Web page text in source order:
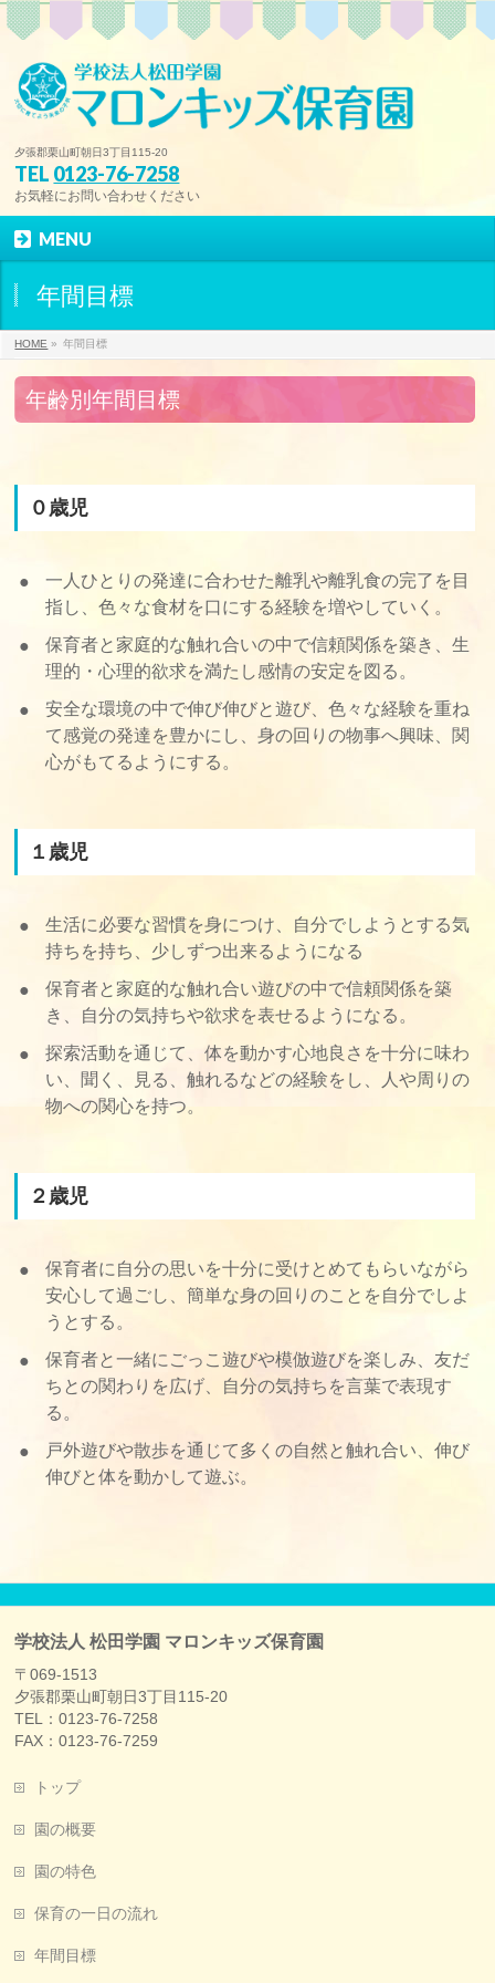
夕張郡栗山町朝日3丁目115-20
TEL 0123-76-7258
お気軽にお問い合わせください
MENU
年間目標
HOME » 年間目標
年齢別年間目標
０歳児
一人ひとりの発達に合わせた離乳や離乳食の完了を目
指し、色々な食材を口にする経験を増やしていく。
保育者と家庭的な触れ合いの中で信頼関係を築き、生
理的・心理的欲求を満たし感情の安定を図る。
安全な環境の中で伸び伸びと遊び、色々な経験を重ね
て感覚の発達を豊かにし、身の回りの物事へ興味、関
心がもてるようにする。
１歳児
生活に必要な習慣を身につけ、自分でしようとする気
持ちを持ち、少しずつ出来るようになる
保育者と家庭的な触れ合い遊びの中で信頼関係を築
き、自分の気持ちや欲求を表せるようになる。
探索活動を通じて、体を動かす心地良さを十分に味わ
い、聞く、見る、触れるなどの経験をし、人や周りの
物への関心を持つ。
２歳児
保育者に自分の思いを十分に受けとめてもらいながら
安心して過ごし、簡単な身の回りのことを自分でしよ
うとする。
保育者と一緒にごっこ遊びや模倣遊びを楽しみ、友だ
ちとの関わりを広げ、自分の気持ちを言葉で表現す
る。
戸外遊びや散歩を通じて多くの自然と触れ合い、伸び
伸びと体を動かして遊ぶ。
学校法人 松田学園 マロンキッズ保育園
〒069-1513
夕張郡栗山町朝日3丁目115-20
TEL：0123-76-7258
FAX：0123-76-7259
トップ
園の概要
園の特色
保育の一日の流れ
年間目標